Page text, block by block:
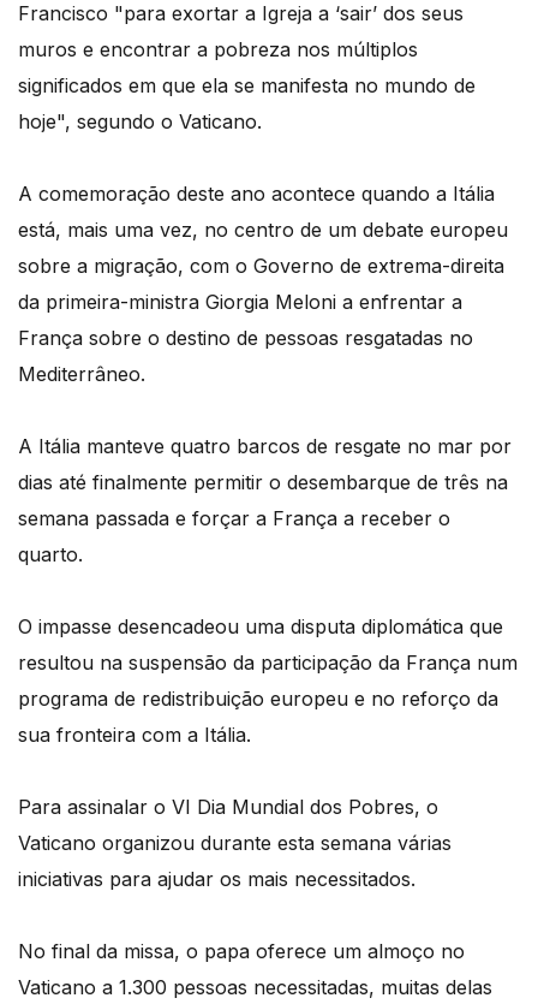
Francisco "para exortar a Igreja a ‘sair’ dos seus
muros e encontrar a pobreza nos múltiplos
significados em que ela se manifesta no mundo de
hoje", segundo o Vaticano.
A comemoração deste ano acontece quando a Itália
está, mais uma vez, no centro de um debate europeu
sobre a migração, com o Governo de extrema-direita
da primeira-ministra Giorgia Meloni a enfrentar a
França sobre o destino de pessoas resgatadas no
Mediterrâneo.
A Itália manteve quatro barcos de resgate no mar por
dias até finalmente permitir o desembarque de três na
semana passada e forçar a França a receber o
quarto.
O impasse desencadeou uma disputa diplomática que
resultou na suspensão da participação da França num
programa de redistribuição europeu e no reforço da
sua fronteira com a Itália.
Para assinalar o VI Dia Mundial dos Pobres, o
Vaticano organizou durante esta semana várias
iniciativas para ajudar os mais necessitados.
No final da missa, o papa oferece um almoço no
Vaticano a 1.300 pessoas necessitadas, muitas delas